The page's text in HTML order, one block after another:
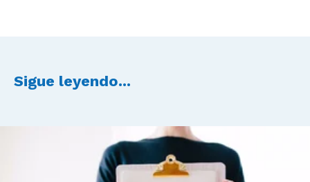
Sigue leyendo...